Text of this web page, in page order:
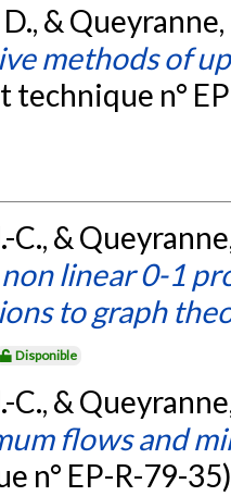
D., &
methods of
technique n°
C., &
linear 0-1
to graph
Disponible
C., &
flows and
n° EP-R-79-